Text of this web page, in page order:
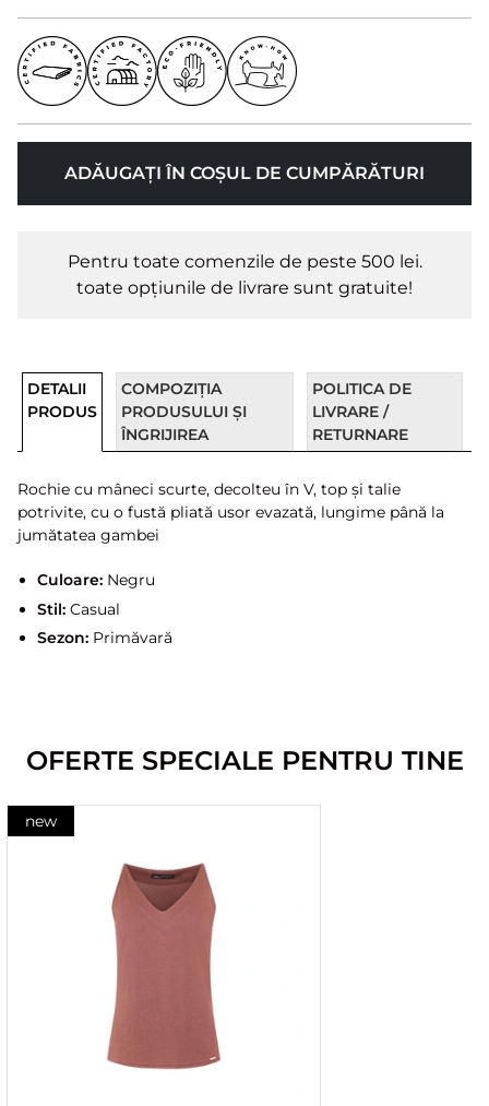
ADĂUGAȚI ÎN COȘUL DE CUMPĂRĂTURI
Pentru toate comenzile de peste 500 lei.
toate opțiunile de livrare sunt gratuite!
DETALII
PRODUS
COMPOZIȚIA
PRODUSULUI ȘI
ÎNGRIJIREA
POLITICA DE
LIVRARE /
RETURNARE
Rochie cu mâneci scurte, decolteu în V, top și talie
potrivite, cu o fustă pliată usor evazată, lungime până la
jumătatea gambei
Culoare:Negru
Stil:Casual
Sezon:Primăvară
OFERTE SPECIALE PENTRU TINE
new